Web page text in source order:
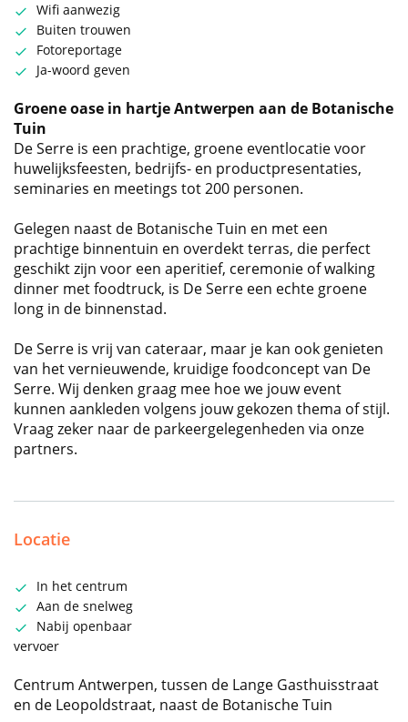
Wifi aanwezig
Buiten trouwen
Fotoreportage
Ja-woord geven
Groene oase in hartje Antwerpen aan de Botanische
Tuin
De Serre is een prachtige, groene eventlocatie voor
huwelijksfeesten, bedrijfs- en productpresentaties,
seminaries en meetings tot 200 personen.
Gelegen naast de Botanische Tuin en met een
prachtige binnentuin en overdekt terras, die perfect
geschikt zijn voor een aperitief, ceremonie of walking
dinner met foodtruck, is De Serre een echte groene
long in de binnenstad.
De Serre is vrij van cateraar, maar je kan ook genieten
van het vernieuwende, kruidige foodconcept van De
Serre. Wij denken graag mee hoe we jouw event
kunnen aankleden volgens jouw gekozen thema of stijl.
Vraag zeker naar de parkeergelegenheden via onze
partners.
Locatie
In het centrum
Aan de snelweg
Nabij openbaar
vervoer
Centrum Antwerpen, tussen de Lange Gasthuisstraat
en de Leopoldstraat, naast de Botanische Tuin